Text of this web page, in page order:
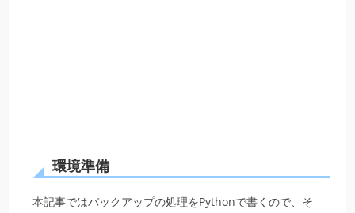
環境準備
本記事ではバックアップの処理をPythonで書くので、そ